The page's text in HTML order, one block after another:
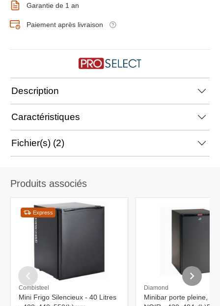
Garantie de 1 an
Paiement après livraison
Description
Caractéristiques
Fichier(s) (2)
Produits associés
Express
Combisteel
Mini Frigo Silencieux - 40 Litres
Diamond
Minibar porte pleine,